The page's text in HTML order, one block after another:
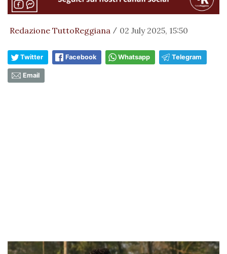
Redazione TuttoReggiana / 02 July 2025, 15:50
Twitter Facebook Whatsapp Telegram
Email